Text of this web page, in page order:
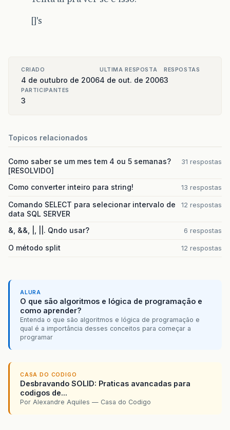
[]'s
CRIADO
4 de outubro de 2006
ULTIMA RESPOSTA
4 de out. de 2006
RESPOSTAS
3
PARTICIPANTES
3
Topicos relacionados
Como saber se um mes tem 4 ou 5 semanas?
[RESOLVIDO]
31 respostas
Como converter inteiro para string! 13 respostas
Comando SELECT para selecionar intervalo de
data SQL SERVER
12 respostas
&, &&, |, ||. Qndo usar? 6 respostas
O método split 12 respostas
ALURA
O que são algoritmos e lógica de programação e
como aprender?
Entenda o que são algoritmos e lógica de programação e
qual é a importância desses conceitos para começar a
programar
CASA DO CODIGO
Desbravando SOLID: Praticas avancadas para
codigos de...
Por Alexandre Aquiles — Casa do Codigo